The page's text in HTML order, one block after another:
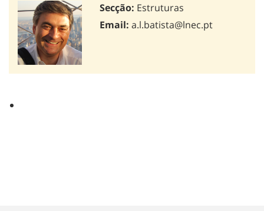
Secção: Estruturas
Email: a.l.batista@lnec.pt